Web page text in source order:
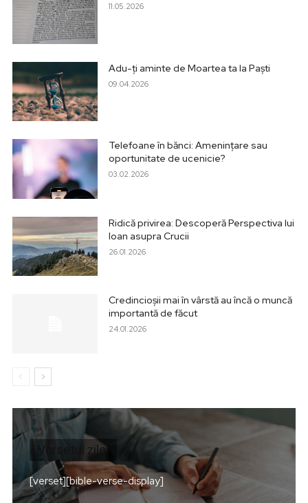
11.05.2026
Adu-ți aminte de Moartea ta la Paști
09.04.2026
Telefoane în bănci: Amenințare sau
oportunitate de ucenicie?
03.02.2026
Ridică privirea: Descoperă Perspectiva lui
Ioan asupra Crucii
26.01.2026
Credincioșii mai în vârstă au încă o muncă
importantă de făcut
24.01.2026
Versetul zilei
[verset][bible-verse-display]